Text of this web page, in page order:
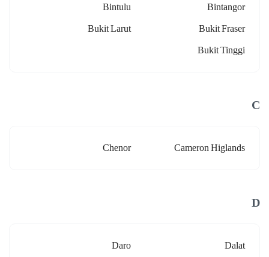
Bintangor
Bintulu
Bukit Fraser
Bukit Larut
Bukit Tinggi
C
Cameron Higlands
Chenor
D
Dalat
Daro